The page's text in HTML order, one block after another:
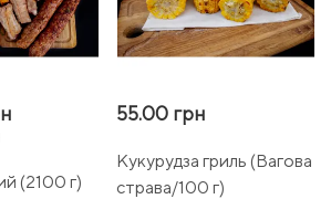
(2100 г)
55.00 грн
Кукурудза гриль (Вагова
страва/100 г)